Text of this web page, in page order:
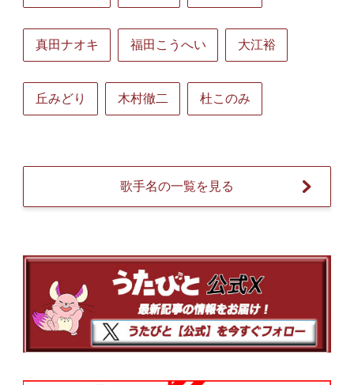
真田ナオキ 福田こうへい 大江裕
丘みどり 木村徹二 杜このみ
歌手名の一覧を見る